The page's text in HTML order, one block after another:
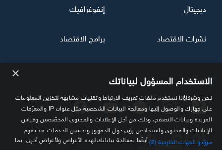
تابعنا
ديجيتال إنفوغرافيك
نشرات الاقتصاد برامج الاقتصاد
× الاستخدام المسؤول لبياناتك
نحن وشركاؤنا نستخدم ملفات تعريف الارتباط وتقنيات مشابهة لتخزين المعلومات
على جهازك والوصول إليها ومعالجة البيانات الشخصية مثل عنوان IP والمعرّفات
الفريدة وبيانات التصفح، وذلك من أجل الإعلانات والمحتوى المخصّصين وقياس
الإعلانات والمحتوى واستخلاص رؤى حول الجمهور وتحسين الخدمات. قد يقوم
مزوّدو الجهات الخارجية (2)
أيضًا بمعالجة بياناتك لهذه الأغراض ولأغراض أخرى، بما